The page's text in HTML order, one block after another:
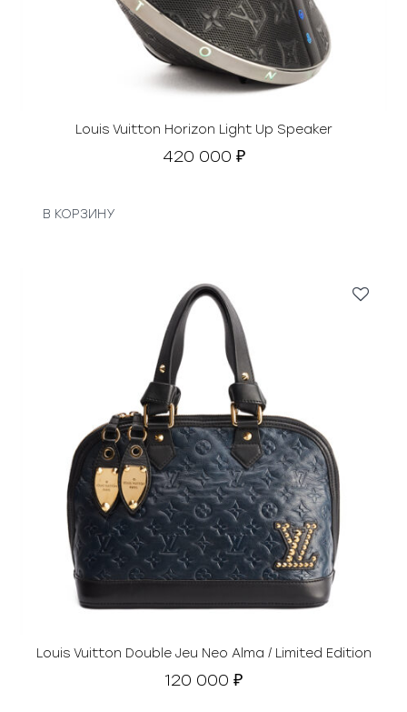
Louis Vuitton Horizon Light Up Speaker
420 000 ₽
В КОРЗИНУ
Louis Vuitton Double Jeu Neo Alma / Limited Edition
120 000 ₽